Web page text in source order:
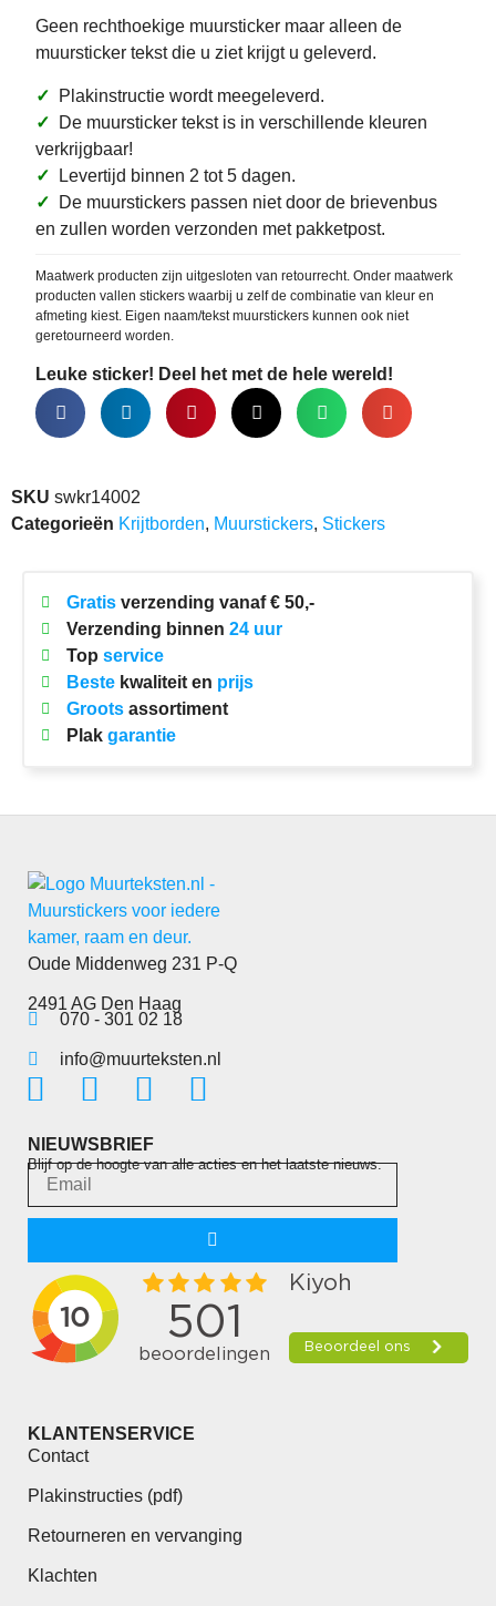
Geen rechthoekige muursticker maar alleen de
muursticker tekst die u ziet krijgt u geleverd.
✓ Plakinstructie wordt meegeleverd.
✓ De muursticker tekst is in verschillende kleuren
verkrijgbaar!
✓ Levertijd binnen 2 tot 5 dagen.
✓ De muurstickers passen niet door de brievenbus
en zullen worden verzonden met pakketpost.
Maatwerk producten zijn uitgesloten van retourrecht. Onder maatwerk
producten vallen stickers waarbij u zelf de combinatie van kleur en
afmeting kiest. Eigen naam/tekst muurstickers kunnen ook niet
geretourneerd worden.
Leuke sticker! Deel het met de hele wereld!
SKU swkr14002
Categorieën Krijtborden, Muurstickers, Stickers
Gratisverzending vanaf € 50,-
Verzending binnen 24 uur
Top service
Bestekwaliteit en prijs
Grootsassortiment
Plak garantie
Oude Middenweg 231 P-Q
2491 AG Den Haag
070 - 301 02 18
info@muurteksten.nl
NIEUWSBRIEF
Blijf op de hoogte van alle acties en het laatste nieuws.
KLANTENSERVICE
Contact
Plakinstructies (pdf)
Retourneren en vervanging
Klachten